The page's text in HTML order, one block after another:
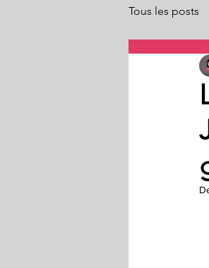
Tous les posts